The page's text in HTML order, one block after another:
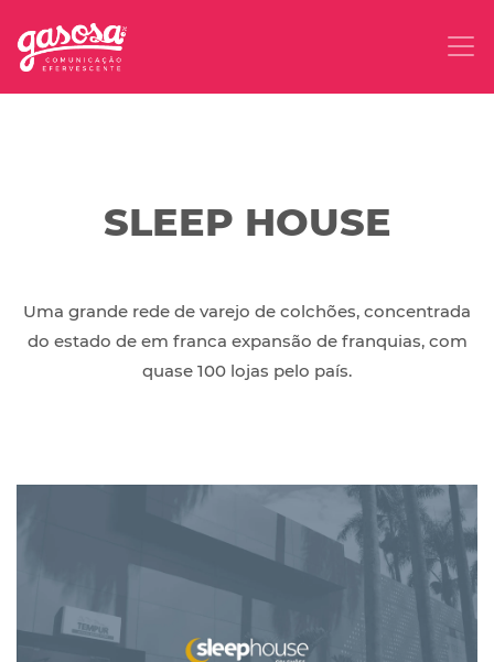
SLEEP HOUSE
Uma grande rede de varejo de colchões, concentrada
do estado de em franca expansão de franquias, com
quase 100 lojas pelo país.